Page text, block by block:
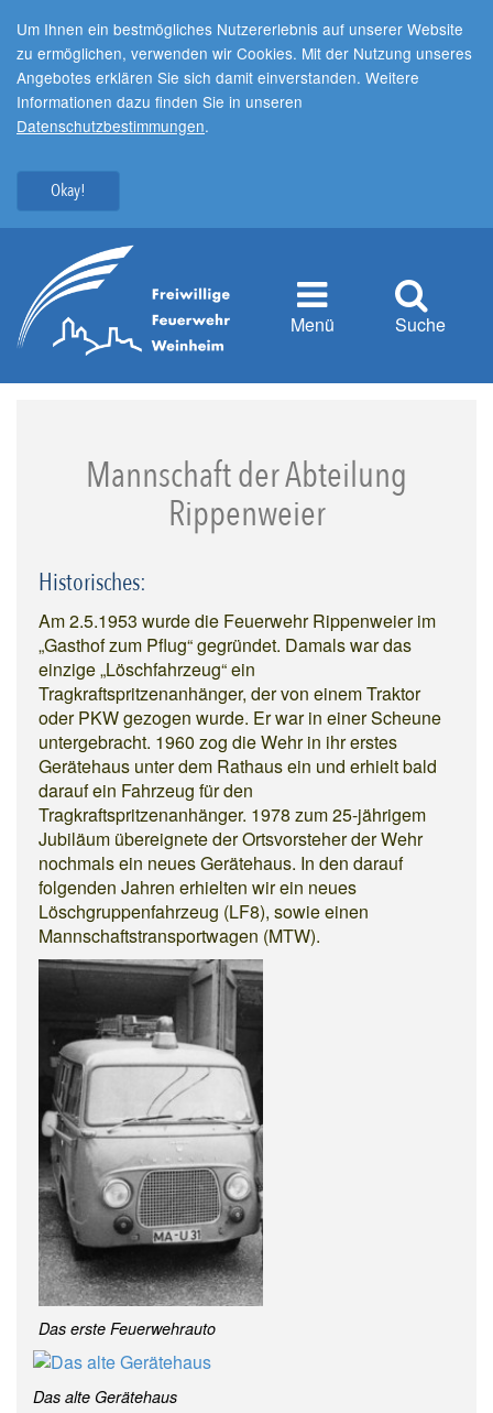
Um Ihnen ein bestmögliches Nutzererlebnis auf unserer Website
zu ermöglichen, verwenden wir Cookies. Mit der Nutzung unseres
Angebotes erklären Sie sich damit einverstanden. Weitere
Informationen dazu finden Sie in unseren
Datenschutzbestimmungen.
Okay!
Menü Suche
Mannschaft der Abteilung
Rippenweier
Historisches:
Am 2.5.1953 wurde die Feuerwehr Rippenweier im
„Gasthof zum Pflug“ gegründet. Damals war das
einzige „Löschfahrzeug“ ein
Tragkraftspritzenanhänger, der von einem Traktor
oder PKW gezogen wurde. Er war in einer Scheune
untergebracht. 1960 zog die Wehr in ihr erstes
Gerätehaus unter dem Rathaus ein und erhielt bald
darauf ein Fahrzeug für den
Tragkraftspritzenanhänger. 1978 zum 25-jährigem
Jubiläum übereignete der Ortsvorsteher der Wehr
nochmals ein neues Gerätehaus. In den darauf
folgenden Jahren erhielten wir ein neues
Löschgruppenfahrzeug (LF8), sowie einen
Mannschaftstransportwagen (MTW).
Das erste Feuerwehrauto
Das alte Gerätehaus